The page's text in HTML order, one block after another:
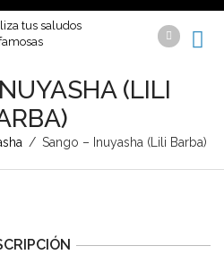
(LILI
/ Sango – Inuyasha (Lili Barba)